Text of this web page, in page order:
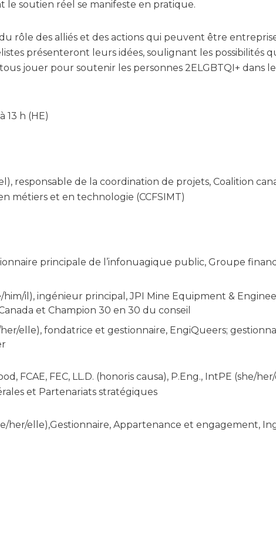
soutien réel se manifeste en pratique.
rôle des alliés et des actions qui peuvent être
présenteront leurs idées, soulignant les possibilités
jouer pour soutenir les personnes 2ELGBTQI+ dans
13 h (HE)
responsable de la coordination de projets, Coalition
métiers et en technologie (CCFSIMT)
principale de l’infonuagique public, Groupe
him/il), ingénieur principal, JPI Mine Equipment &
et Champion 30 en 30 du conseil
her/elle), fondatrice et gestionnaire, EngiQueers;
FCAE, FEC, LL.D. (honoris causa), P.Eng., IntPE (she/
et Partenariats stratégiques
her/elle),Gestionnaire, Appartenance et engagement,